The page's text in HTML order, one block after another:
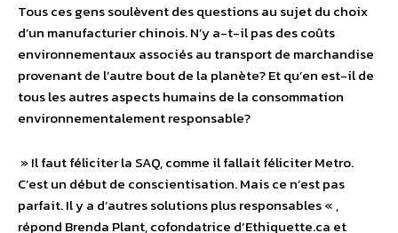
Tous ces gens soulèvent des questions au sujet du choix
d’un manufacturier chinois. N’y a-t-il pas des coûts
environnementaux associés au transport de marchandise
provenant de l’autre bout de la planète? Et qu’en est-il de
tous les autres aspects humains de la consommation
environnementalement responsable?
» Il faut féliciter la SAQ, comme il fallait féliciter Metro.
C’est un début de conscientisation. Mais ce n’est pas
parfait. Il y a d’autres solutions plus responsables « ,
répond Brenda Plant, cofondatrice d’Ethiquette.ca et